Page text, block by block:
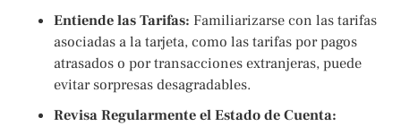
Entiende las Tarifas: Familiarizarse con las tarifas
asociadas a la tarjeta, como las tarifas por pagos
atrasados o por transacciones extranjeras, puede
evitar sorpresas desagradables.
Revisa Regularmente el Estado de Cuenta: